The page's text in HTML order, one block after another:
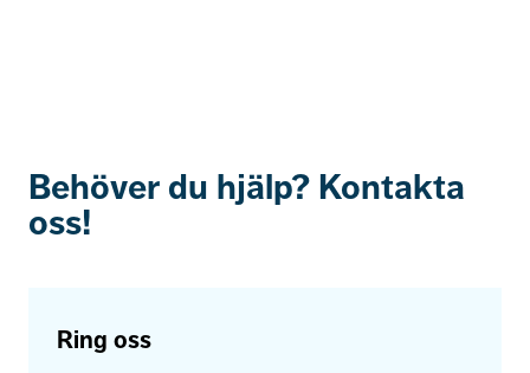
Behöver du hjälp? Kontakta
oss!
Ring oss